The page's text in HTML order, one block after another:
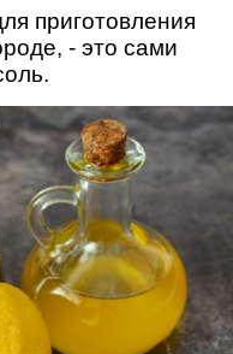
приготовления
- это сами